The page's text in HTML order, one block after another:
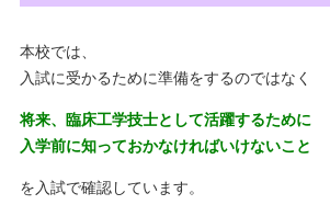
本校では、
入試に受かるために準備をするのではなく
将来、臨床工学技士として活躍するために
入学前に知っておかなければいけないこと
を入試で確認しています。